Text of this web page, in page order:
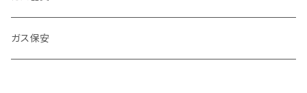
キッチン
ガステーブル
ガス保安